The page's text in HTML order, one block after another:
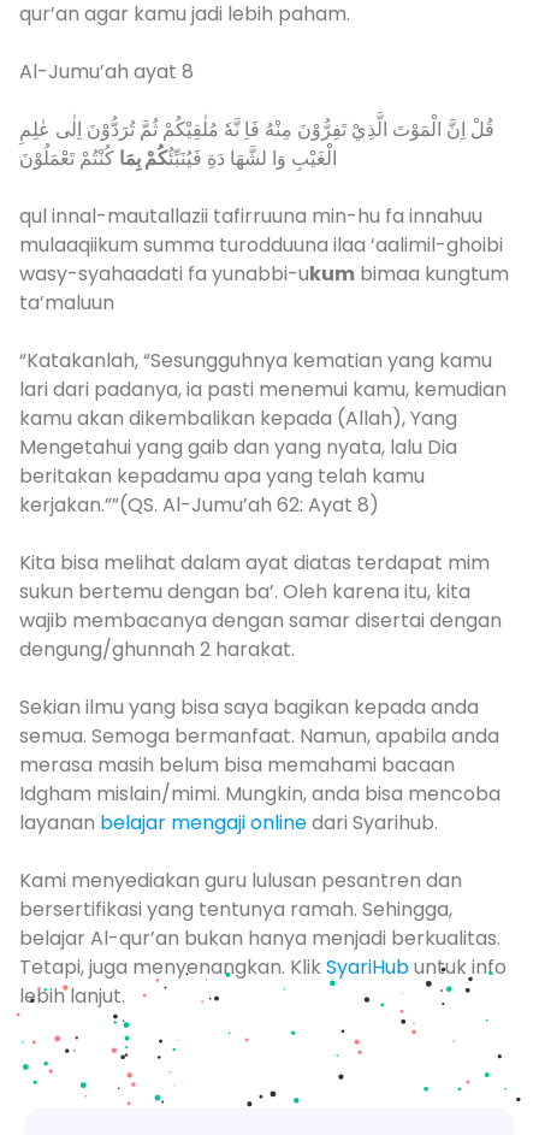
qur’an agar kamu jadi lebih paham.
Al-Jumu’ah ayat 8
قُلْ اِنَّ الْمَوْتَ الَّذِيْ تَفِرُّوْنَ مِنْهُ فَاِ نَّهٗ مُلٰقِيْكُمْ ثُمَّ تُرَدُّوْنَ اِلٰى عٰلِمِ
الْغَيْبِ وَا لشَّهَا دَةِ فَيُنَبِّئُكُمْ بِمَا كُنْتُمْ تَعْمَلُوْنَ
qul innal-mautallazii tafirruuna min-hu fa innahuu
mulaaqiikum summa turodduuna ilaa ‘aalimil-ghoibi
wasy-syahaadati fa yunabbi-ukum bimaa kungtum
ta’maluun
“Katakanlah, “Sesungguhnya kematian yang kamu
lari dari padanya, ia pasti menemui kamu, kemudian
kamu akan dikembalikan kepada (Allah), Yang
Mengetahui yang gaib dan yang nyata, lalu Dia
beritakan kepadamu apa yang telah kamu
kerjakan.””(QS. Al-Jumu’ah 62: Ayat 8)
Kita bisa melihat dalam ayat diatas terdapat mim
sukun bertemu dengan ba’. Oleh karena itu, kita
wajib membacanya dengan samar disertai dengan
dengung/ghunnah 2 harakat.
Sekian ilmu yang bisa saya bagikan kepada anda
semua. Semoga bermanfaat. Namun, apabila anda
merasa masih belum bisa memahami bacaan
Idgham mislain/mimi. Mungkin, anda bisa mencoba
layanan belajar mengaji onlinedari Syarihub.
Kami menyediakan guru lulusan pesantren dan
bersertifikasi yang tentunya ramah. Sehingga,
belajar Al-qur’an bukan hanya menjadi berkualitas.
Tetapi, juga menyenangkan. KlikSyariHubuntuk info
lebih lanjut.